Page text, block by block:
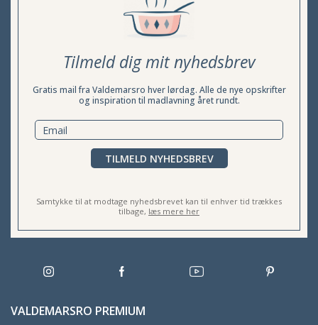
Tilmeld dig mit nyhedsbrev
Gratis mail fra Valdemarsro hver lørdag. Alle de nye opskrifter
og inspiration til madlavning året rundt.
TILMELD NYHEDSBREV
Samtykke til at modtage nyhedsbrevet kan til enhver tid trækkes
tilbage, læs mere her
VALDEMARSRO PREMIUM